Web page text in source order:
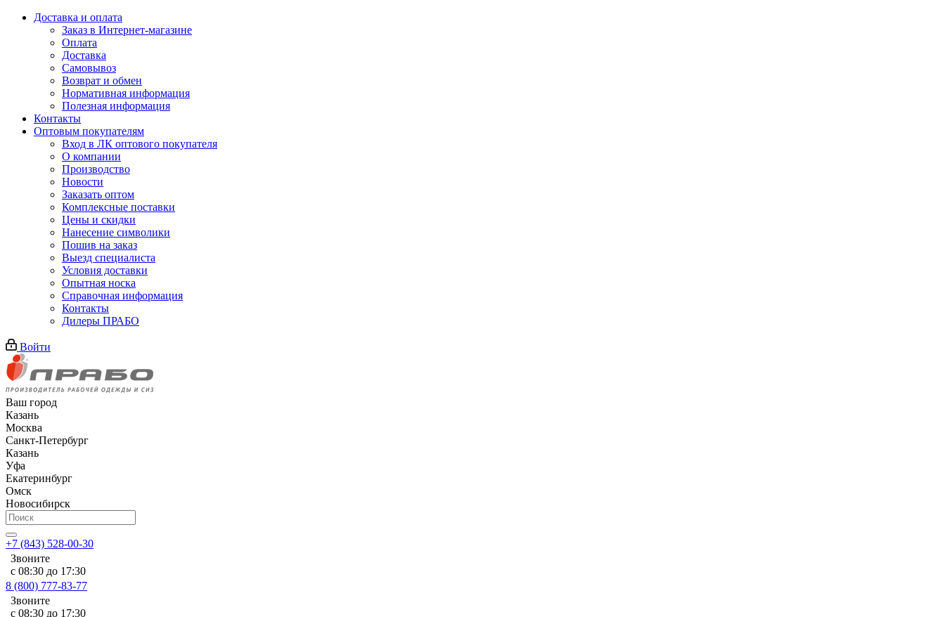
Доставка и оплата
Заказ в Интернет-магазине
Оплата
Доставка
Самовывоз
Возврат и обмен
Нормативная информация
Полезная информация
Контакты
Оптовым покупателям
Вход в ЛК оптового покупателя
О компании
Производство
Новости
Заказать оптом
Комплексные поставки
Цены и скидки
Нанесение символики
Пошив на заказ
Выезд специалиста
Условия доставки
Опытная носка
Справочная информация
Контакты
Дилеры ПРАБО
Войти
Ваш город
Казань
Москва
Санкт-Петербург
Казань
Уфа
Екатеринбург
Омск
Новосибирск
+7 (843) 528-00-30
Звоните
с 08:30 до 17:30
8 (800) 777-83-77
Звоните
с 08:30 до 17:30